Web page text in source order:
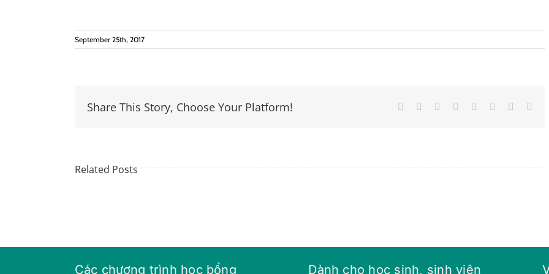
September 25th, 2017
Share This Story, Choose Your Platform! Facebook
TwitterReddit LinkedIn
TumblrPinterest
Related Posts
Các chương trình học bổng Dành cho học sinh, sinh viên